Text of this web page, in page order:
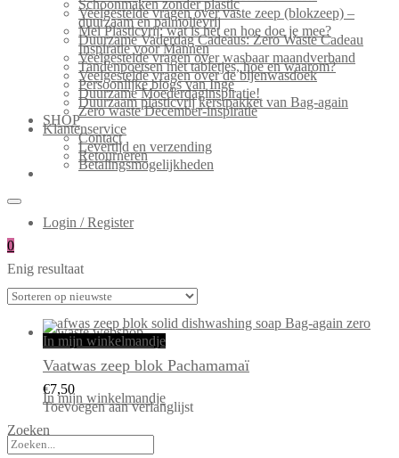
Schoonmaken zonder plastic
Veelgestelde vragen over vaste zeep (blokzeep) –
duurzaam en palmolievrij
Mei Plasticvrij: wat is het en hoe doe je mee?
Duurzame Vaderdag Cadeaus: Zero Waste Cadeau
Inspiratie voor Mannen
Veelgestelde vragen over wasbaar maandverband
Tandenpoetsen met tabletjes, hoe en waarom?
Veelgestelde vragen over de bijenwasdoek
Persoonlijke blogs van Inge
Duurzame Moederdaginspiratie!
Duurzaam plasticvrij kerstpakket van Bag-again
Zero waste December-inspiratie
SHOP
Klantenservice
Contact
Levertijd en verzending
Retourneren
Betalingsmogelijkheden
Login / Register
0
Enig resultaat
In mijn winkelmandje
Vaatwas zeep blok Pachamamaï
€7,50
In mijn winkelmandje
Toevoegen aan verlanglijst
Zoeken